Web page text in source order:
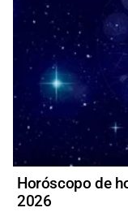
Horóscopo de
2026